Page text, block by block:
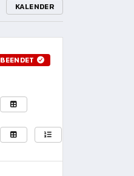
KALENDER
BEENDET